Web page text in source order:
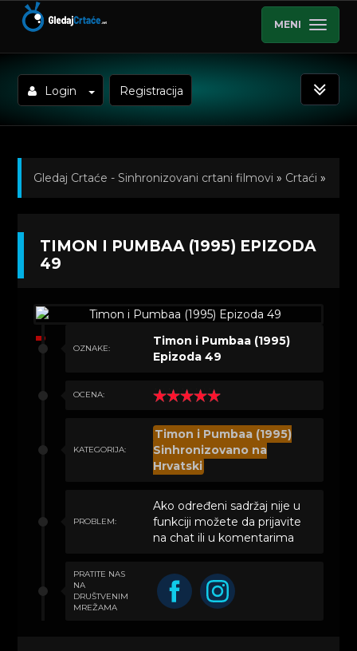
MENI
Login Registracija
Gledaj Crtaće - Sinhronizovani crtani filmovi » Crtaći »
Kratkometrazni crtani filmovi » Timon i Pumbaa
TIMON I PUMBAA (1995) EPIZODA
49
OZNAKE:
Timon i Pumbaa (1995)
Epizoda 49
OCENA:
KATEGORIJA:
Timon i Pumbaa (1995)
Sinhronizovano na
Hrvatski
PROBLEM:
Ako određeni sadržaj nije u
funkciji možete da prijavite
na chat ili u komentarima
PRATITE NAS
NA
DRUŠTVENIM
MREŽAMA